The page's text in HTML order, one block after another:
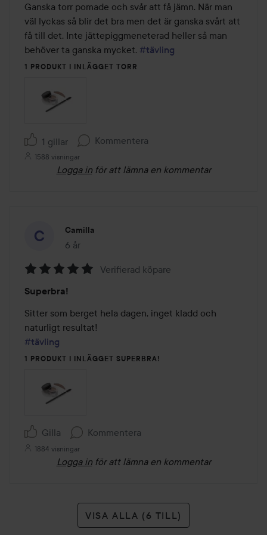
av
5
Ganska torr pomade och svår att få jämn. När man
väl lyckas så blir det bra men det är ganska svårt att
få till det. Inte jättepiggmeneterad heller så man
behöver ta ganska mycket. #tävling
1 PRODUKT I INLÄGGET TORR
1 gillar Kommentera
1588 visningar
Logga in för att lämna en kommentar
Camilla
6 år
Inlägget skapades 6 år
5
av
5
Verifierad köpare
Superbra!
Sitter som berget hela dagen, inget kladd och
#tävling
1 PRODUKT I INLÄGGET SUPERBRA!
Gilla Kommentera
1884 visningar
Logga in för att lämna en kommentar
VISA ALLA (6 TILL)